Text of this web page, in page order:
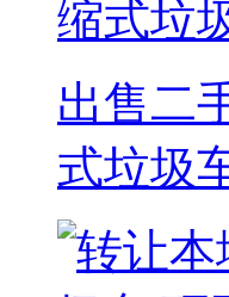
出售二
式垃圾